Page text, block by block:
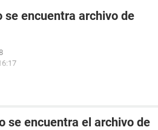
se encuentra archivo de
se encuentra el archivo de